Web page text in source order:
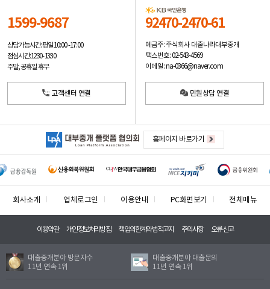
1599-9687
상담가능시간: 평일10:00 -17:00
점심시간: 12:30 - 13:30
주말, 공휴일 휴무
고객센터 연결
92470-2470-61
예금주: 주식회사 대출나라대부중개
팩스번호: 02-543-4569
이메일: na-0366@naver.com
민원상담 연결
홈페이지 바로가기
회사소개 업체로그인 이용안내 PC화면보기 전체메뉴
이용약관 개인정보처리방침 책임의한계와법적고지 주의사항 오류신고
대출중개분야 방문자수
11년 연속 1위
대출중개분야 대출문의
11년 연속 1위